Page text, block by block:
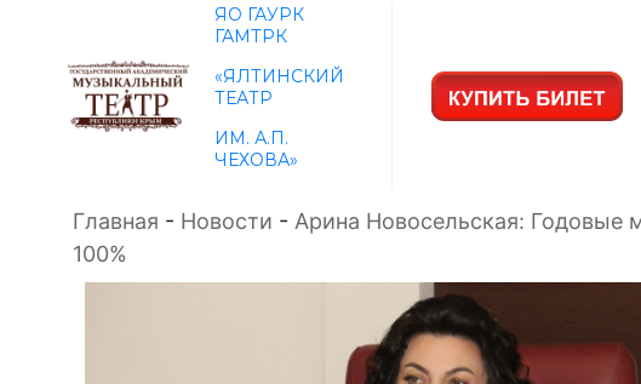
ЯО ГАУРК
ГАМТРК
«ЯЛТИНСКИЙ
ТЕАТР
ИМ. А.П.
ЧЕХОВА»
Главная - Новости - Арина Новосельская: Годовые
100%